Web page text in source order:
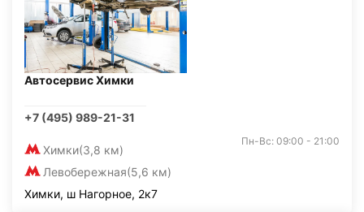
Автосервис Химки
+7 (495) 989-21-31
Химки(3,8 км)
Левобережная(5,6 км)
Пн-Вс: 09:00 - 21:00
Химки, ш Нагорное, 2к7